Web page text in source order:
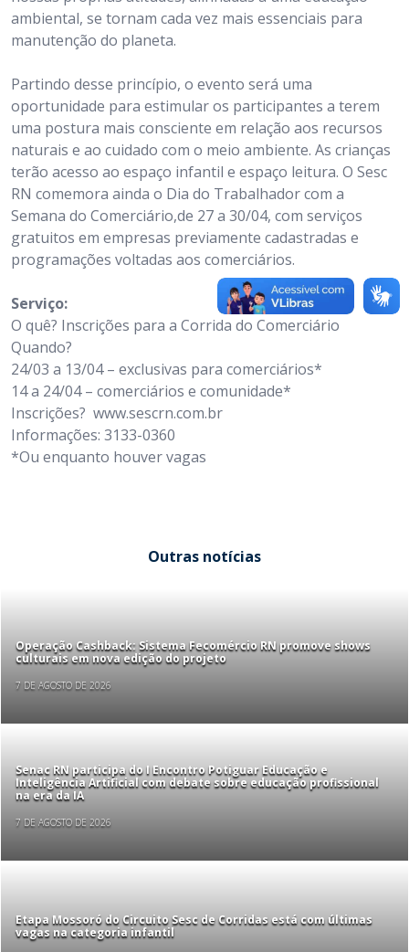
ambiental, se tornam cada vez mais essenciais para
manutenção do planeta.
Partindo desse princípio, o evento será uma
oportunidade para estimular os participantes a terem
uma postura mais consciente em relação aos recursos
naturais e ao cuidado com o meio ambiente. As crianças
terão acesso ao espaço infantil e espaço leitura. O Sesc
RN comemora ainda o Dia do Trabalhador com a
Semana do Comerciário,de 27 a 30/04, com serviços
gratuitos em empresas previamente cadastradas e
programações voltadas aos comerciários.
Serviço:
O quê? Inscrições para a Corrida do Comerciário
Quando?
24/03 a 13/04 – exclusivas para comerciários*
14 a 24/04 – comerciários e comunidade*
Inscrições? www.sescrn.com.br
Informações: 3133-0360
*Ou enquanto houver vagas
Outras notícias
Operação Cashback: Sistema Fecomércio RN promove shows
culturais em nova edição do projeto
7 DE AGOSTO DE 2026
Senac RN participa do I Encontro Potiguar Educação e
Inteligência Artificial com debate sobre educação profissional
na era da IA
7 DE AGOSTO DE 2026
Etapa Mossoró do Circuito Sesc de Corridas está com últimas
vagas na categoria infantil